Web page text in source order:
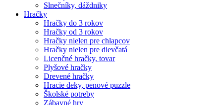
Slnečníky, dáždniky
Hračky
Hračky do 3 rokov
Hračky od 3 rokov
Hračky nielen pre chlapcov
Hračky nielen pre dievčatá
Licenčné hračky, tovar
Plyšové hračky
Drevené hračky
Hracie deky, penové puzzle
Školské potreby
Zábavné hry